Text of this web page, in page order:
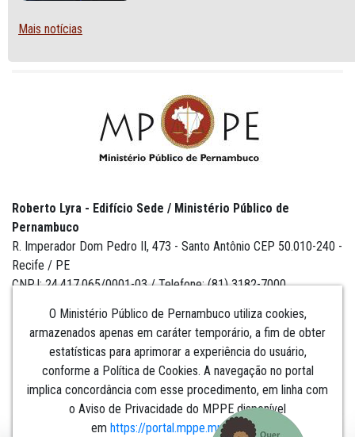
Mais notícias
O Ministério Público de Pernambuco utiliza cookies,
armazenados apenas em caráter temporário, a fim de obter
estatísticas para aprimorar a experiência do usuário,
conforme a Política de Cookies. A navegação no portal
implica concordância com esse procedimento, em linha com
o Aviso de Privacidade do MPPE disponível
em https://portal.mppe.mp.br/lgpd.​​​​​​​
Roberto Lyra - Edifício Sede / Ministério Público de
Pernambuco
R. Imperador Dom Pedro II, 473 - Santo Antônio CEP 50.010-240 -
Recife / PE
CNPJ: 24.417.065/0001-03 / Telefone: (81) 3182-7000
Institucional
Comunicação